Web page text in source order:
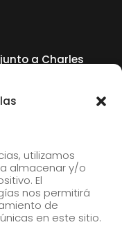
utilizamos
almacenar y/o
El
nos permitirá
de
en este sitio.
a Charles
our news by